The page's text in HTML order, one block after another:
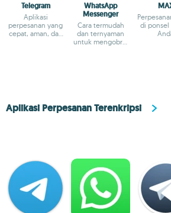
Telegram
Aplikasi
perpesanan yang
cepat, aman, dan
WhatsApp
Messenger
Cara termudah
dan ternyaman
untuk mengobrol
di ponsel
Aplikasi Perpesanan Terenkripsi